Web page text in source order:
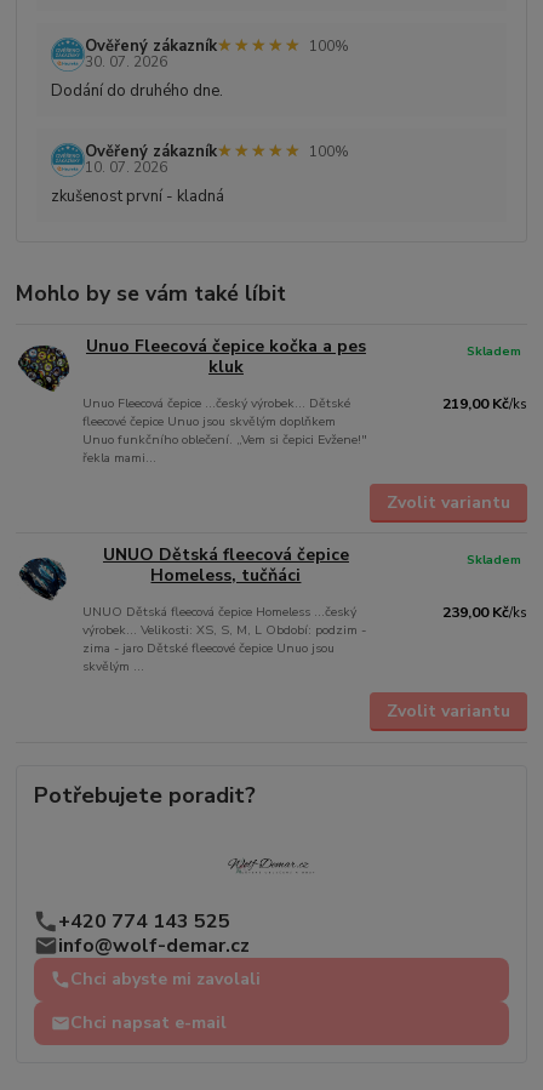
Ověřený zákazník★★★★★
★★★★★
100%
30. 07. 2026
Dodání do druhého dne.
Ověřený zákazník★★★★★
★★★★★
100%
10. 07. 2026
zkušenost první - kladná
Mohlo by se vám také líbit
Unuo Fleecová čepice kočka a pes
kluk
Unuo Fleecová čepice ...český výrobek... Dětské
fleecové čepice Unuo jsou skvělým doplňkem
Unuo funkčního oblečení. „Vem si čepici Evžene!"
řekla mami...
219,00 Kč/ks
Skladem
Zvolit variantu
UNUO Dětská fleecová čepice
Homeless, tučňáci
UNUO Dětská fleecová čepice Homeless ...český
výrobek... Velikosti: XS, S, M, L Období: podzim -
zima - jaro Dětské fleecové čepice Unuo jsou
skvělým ...
239,00 Kč/ks
Skladem
Zvolit variantu
Potřebujete poradit?
+420 774 143 525
info@wolf-demar.cz
Chci abyste mi zavolali
Chci napsat e-mail